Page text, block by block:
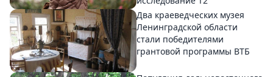
Два краеведческих музея
Ленинградской области
стали победителями
грантовой программы ВТБ